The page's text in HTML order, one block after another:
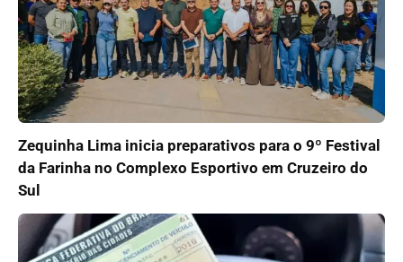
Zequinha Lima inicia preparativos para o 9º Festival
da Farinha no Complexo Esportivo em Cruzeiro do
Sul